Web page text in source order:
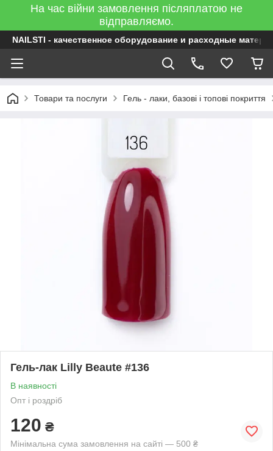
На час війни замовлення післяплатою не
відправляємо.
NAILSTI - качественное оборудование и расходные
Товари та послуги Гель - лаки, базові і топові покриття
Гель-лак Lilly Beaute #136
В наявності
Опт і роздріб
120 ₴
Мінімальна сума замовлення на сайті — 500 ₴